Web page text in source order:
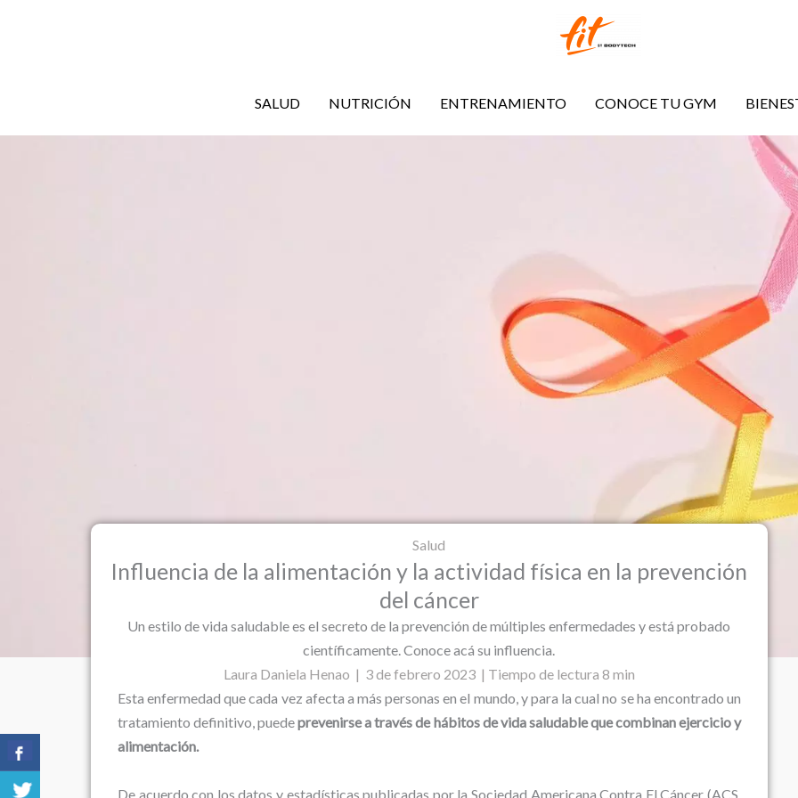
SALUD NUTRICIÓN ENTRENAMIENTO CONOCE TU GYM
Salud
Influencia de la alimentación y la actividad física en la prevención
del cáncer
Un estilo de vida saludable es el secreto de la prevención de múltiples enfermedades y está probado
científicamente. Conoce acá su influencia.
Laura Daniela Henao | 3 de febrero 2023 | Tiempo de lectura 8 min
Esta enfermedad que cada vez afecta a más personas en el mundo, y para la cual no se ha encontrado un
tratamiento definitivo, puedeprevenirse a través de hábitos de vida saludable que combinan ejercicio y
alimentación.
De acuerdo con los datos y estadísticas publicadas por la Sociedad Americana Contra El Cáncer (ACS,